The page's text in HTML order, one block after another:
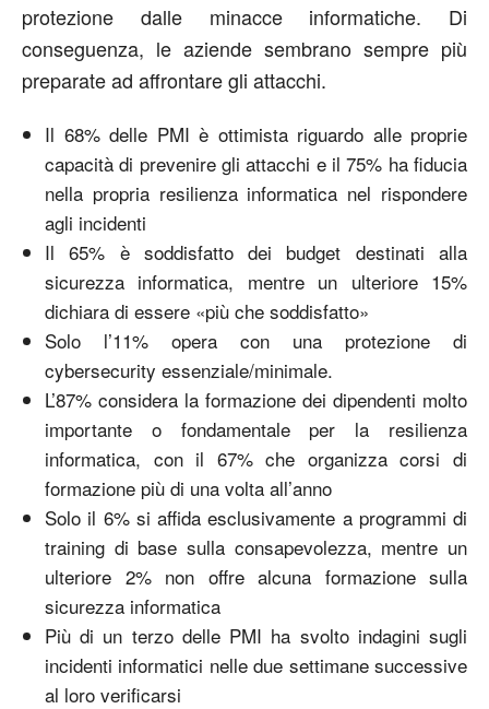
protezione dalle minacce informatiche. Di
conseguenza, le aziende sembrano sempre più
preparate ad affrontare gli attacchi.
Il 68% delle PMI è ottimista riguardo alle proprie
capacità di prevenire gli attacchi e il 75% ha fiducia
nella propria resilienza informatica nel rispondere
agli incidenti
Il 65% è soddisfatto dei budget destinati alla
sicurezza informatica, mentre un ulteriore 15%
dichiara di essere «più che soddisfatto»
Solo l’11% opera con una protezione di
cybersecurity essenziale/minimale.
L’87% considera la formazione dei dipendenti molto
importante o fondamentale per la resilienza
informatica, con il 67% che organizza corsi di
formazione più di una volta all’anno
Solo il 6% si affida esclusivamente a programmi di
training di base sulla consapevolezza, mentre un
ulteriore 2% non offre alcuna formazione sulla
sicurezza informatica
Più di un terzo delle PMI ha svolto indagini sugli
incidenti informatici nelle due settimane successive
al loro verificarsi